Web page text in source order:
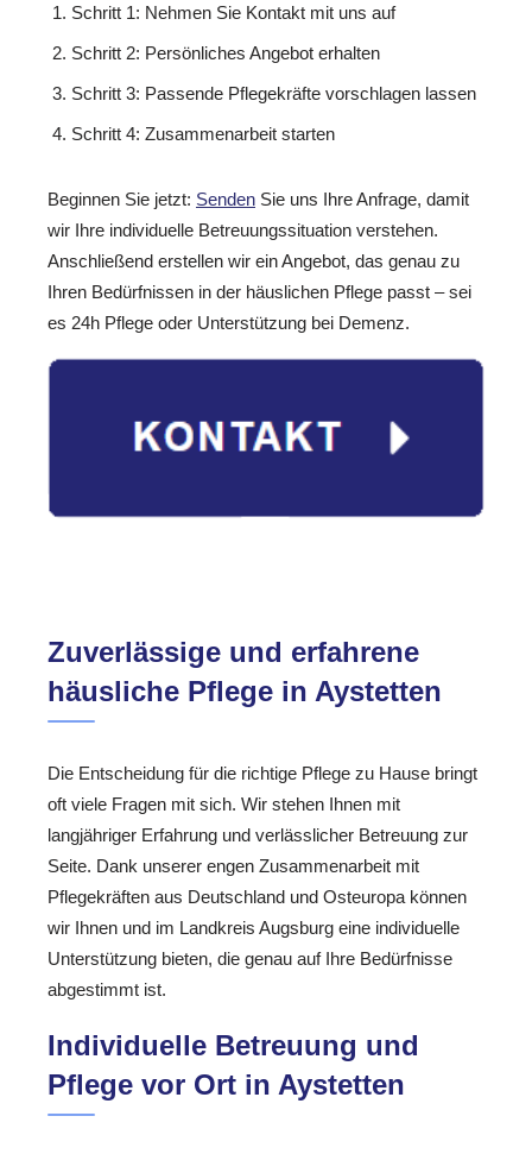
Schritt 1: Nehmen Sie Kontakt mit uns auf
Schritt 2: Persönliches Angebot erhalten
Schritt 3: Passende Pflegekräfte vorschlagen lassen
Schritt 4: Zusammenarbeit starten
Beginnen Sie jetzt: Senden Sie uns Ihre Anfrage, damit
wir Ihre individuelle Betreuungssituation verstehen.
Anschließend erstellen wir ein Angebot, das genau zu
Ihren Bedürfnissen in der häuslichen Pflege passt – sei
es 24h Pflege oder Unterstützung bei Demenz.
Zuverlässige und erfahrene
häusliche Pflege in Aystetten
Die Entscheidung für die richtige Pflege zu Hause bringt
oft viele Fragen mit sich. Wir stehen Ihnen mit
langjähriger Erfahrung und verlässlicher Betreuung zur
Seite. Dank unserer engen Zusammenarbeit mit
Pflegekräften aus Deutschland und Osteuropa können
wir Ihnen und im Landkreis Augsburg eine individuelle
Unterstützung bieten, die genau auf Ihre Bedürfnisse
abgestimmt ist.
Individuelle Betreuung und
Pflege vor Ort in Aystetten